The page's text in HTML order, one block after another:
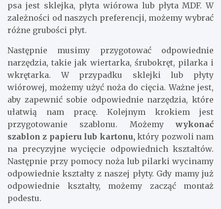
psa jest sklejka, płyta wiórowa lub płyta MDF. W
zależności od naszych preferencji, możemy wybrać
różne grubości płyt.
Następnie musimy przygotować odpowiednie
narzędzia, takie jak wiertarka, śrubokręt, pilarka i
wkrętarka. W przypadku sklejki lub płyty
wiórowej, możemy użyć noża do cięcia. Ważne jest,
aby zapewnić sobie odpowiednie narzędzia, które
ułatwią nam pracę. Kolejnym krokiem jest
przygotowanie szablonu. Możemywykonać
szablon z papieru lub kartonu,który pozwoli nam
na precyzyjne wycięcie odpowiednich kształtów.
Następnie przy pomocy noża lub pilarki wycinamy
odpowiednie kształty z naszej płyty. Gdy mamy już
odpowiednie kształty, możemy zacząć montaż
podestu.